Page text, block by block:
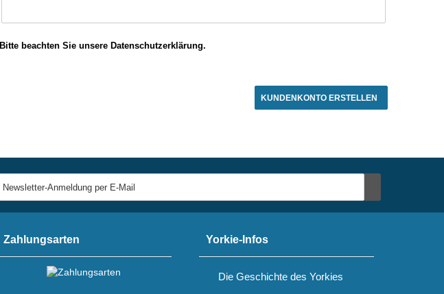
Bitte beachten Sie unsere Datenschutzerklärung.
KUNDENKONTO ERSTELLEN
Zahlungsarten Yorkie-Infos
Die Geschichte des Yorkies